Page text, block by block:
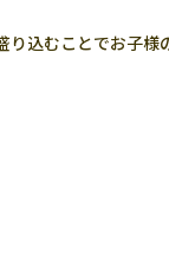
込むことでお子様